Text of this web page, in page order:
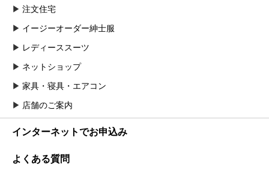
注文住宅
イージーオーダー紳士服
レディーススーツ
ネットショップ
家具・寝具・エアコン
店舗のご案内
インターネットでお申込み
よくある質問